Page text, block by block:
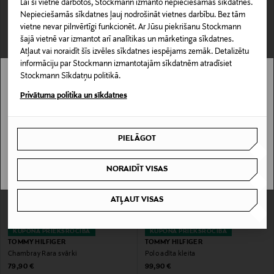
Lai šī vietne darbotos, Stockmann izmanto nepieciešamās sīkdatnes.
Nepieciešamās sīkdatnes ļauj nodrošināt vietnes darbību. Bez tām
vietne nevar pilnvērtīgi funkcionēt. Ar Jūsu piekrišanu Stockmann
šajā vietnē var izmantot arī analītikas un mārketinga sīkdatnes.
Atļaut vai noraidīt šīs izvēles sīkdatnes iespējams zemāk. Detalizētu
informāciju par Stockmann izmantotajām sīkdatnēm atradīsiet
Stockmann Sīkdatņu politikā.
Privātuma politika un sīkdatnes
PIELĀGOT
NORAIDĪT VISAS
ATĻAUT VISAS
KUPONA PRIEKŠROCĪBA
TOMMY HILFIGER
Adīti svārki
Original Price
69,90 €
IZPĀRDOŠANA 40%
TOMMY HILFIGER
Puff Flower kleita
Discounted Price
47,90 € Original Price
79,90 €
KUPONA PRIEKŠROCĪBA
TOMMY HILFIGER
Chambray Rara svārki
Original Price
79,90 €
KUPONA PRIEKŠROCĪBA
TOMMY HILFIGER
Polo adīta kleita
Original Price
99,90 €
Stockmann nav pieejams tavā valstī.